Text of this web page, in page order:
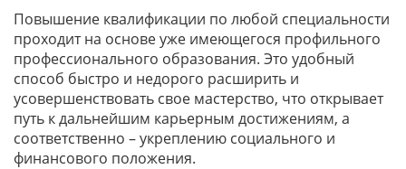
Повышение квалификации по любой специальности
проходит на основе уже имеющегося профильного
профессионального образования. Это удобный
способ быстро и недорого расширить и
усовершенствовать свое мастерство, что открывает
путь к дальнейшим карьерным достижениям, а
соответственно – укреплению социального и
финансового положения.